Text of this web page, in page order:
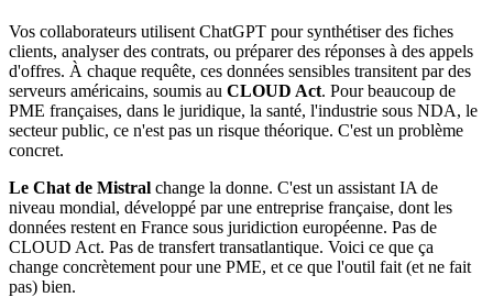
Vos collaborateurs utilisent ChatGPT pour synthétiser des fiches
clients, analyser des contrats, ou préparer des réponses à des appels
d'offres. À chaque requête, ces données sensibles transitent par des
serveurs américains, soumis au CLOUD Act. Pour beaucoup de
PME françaises, dans le juridique, la santé, l'industrie sous NDA, le
secteur public, ce n'est pas un risque théorique. C'est un problème
concret.
Le Chat de Mistral change la donne. C'est un assistant IA de
niveau mondial, développé par une entreprise française, dont les
données restent en France sous juridiction européenne. Pas de
CLOUD Act. Pas de transfert transatlantique. Voici ce que ça
change concrètement pour une PME, et ce que l'outil fait (et ne fait
pas) bien.